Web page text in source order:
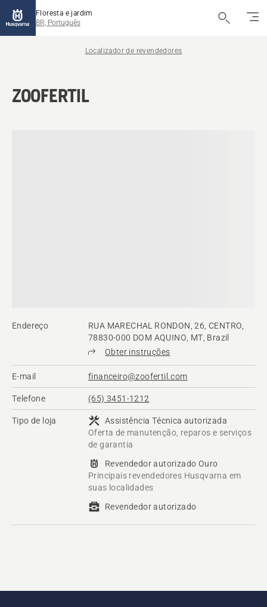
Floresta e jardim
BR, Português
Localizador de revendedores
ZOOFERTIL
Endereço
RUA MARECHAL RONDON, 26, CENTRO,
78830-000 DOM AQUINO, MT, Brazil
Obter instruções
E-mail financeiro@zoofertil.com
Telefone (65) 3451-1212
Tipo de loja
Assistência Técnica autorizada
Oferta de manutenção, reparos e serviços
de garantia
Revendedor autorizado Ouro
Principais revendedores Husqvarna em
suas localidades
Revendedor autorizado